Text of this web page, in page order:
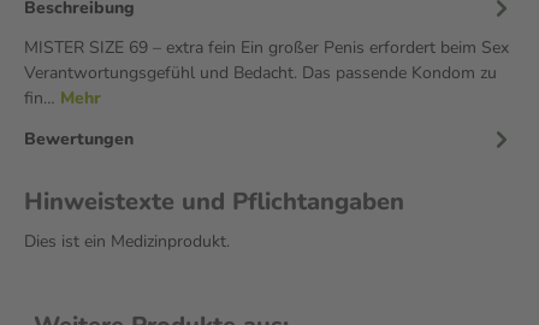
Beschreibung
MISTER SIZE 69 – extra fein Ein großer Penis erfordert beim Sex
Verantwortungsgefühl und Bedacht. Das passende Kondom zu
fin… Mehr
Bewertungen
Hinweistexte und Pflichtangaben
Dies ist ein Medizinprodukt.